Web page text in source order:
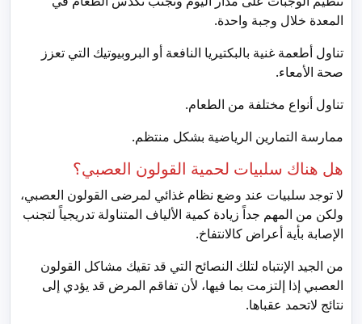
المعدة خلال وجبة واحدة.
تناول أطعمة غنية بالبكتيريا النافعة أو البروبيوتيك التي تعزز
صحة الأمعاء.
تناول أنواع مختلفة من الطعام.
ممارسة التمارين الرياضية بشكل منتظم.
هل هناك سلبيات لحمية القولون العصبي؟
لا توجد سلبيات عند وضع نظام غذائي لمرضى القولون العصبي،
ولكن من المهم جداً زيادة كمية الألياف المتناولة تدريجياً لتجنب
الإصابة بأية أعراض كالانتفاخ.
من الجيد الإنتباه لتلك النصائح التي قد تقيك مشاكل القولون
العصبي إذا إلتزمت بما فيها، لأن تفاقم المرض قد يؤدي إلى
نتائج لاتحمد عقباها.